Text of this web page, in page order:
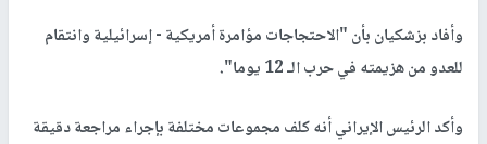
وأفاد بزشكيان بأن "الاحتجاجات مؤامرة أمريكية - إسرائيلية وانتقام
للعدو من هزيمته في حرب الـ 12 يوما".
وأكد الرئيس الإيراني أنه كلف مجموعات مختلفة بإجراء مراجعة دقيقة